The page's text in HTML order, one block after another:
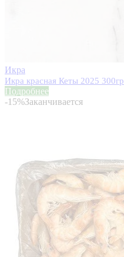
Икра
Икра красная Кеты 2025 300гр
Подробнее
-15%Заканчивается